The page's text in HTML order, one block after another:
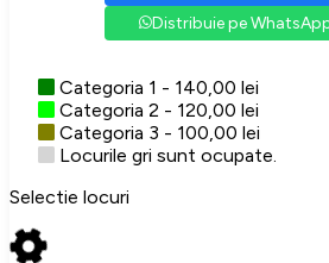
Distribuie pe
Categoria 1 - 140,00 lei
Categoria 2 - 120,00 lei
Categoria 3 - 100,00 lei
Locurile gri sunt ocupate.
Selectie locuri